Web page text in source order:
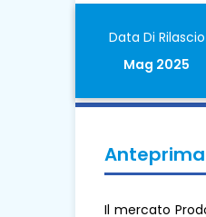
Data Di Rilascio
Mag 2025
Il mercato